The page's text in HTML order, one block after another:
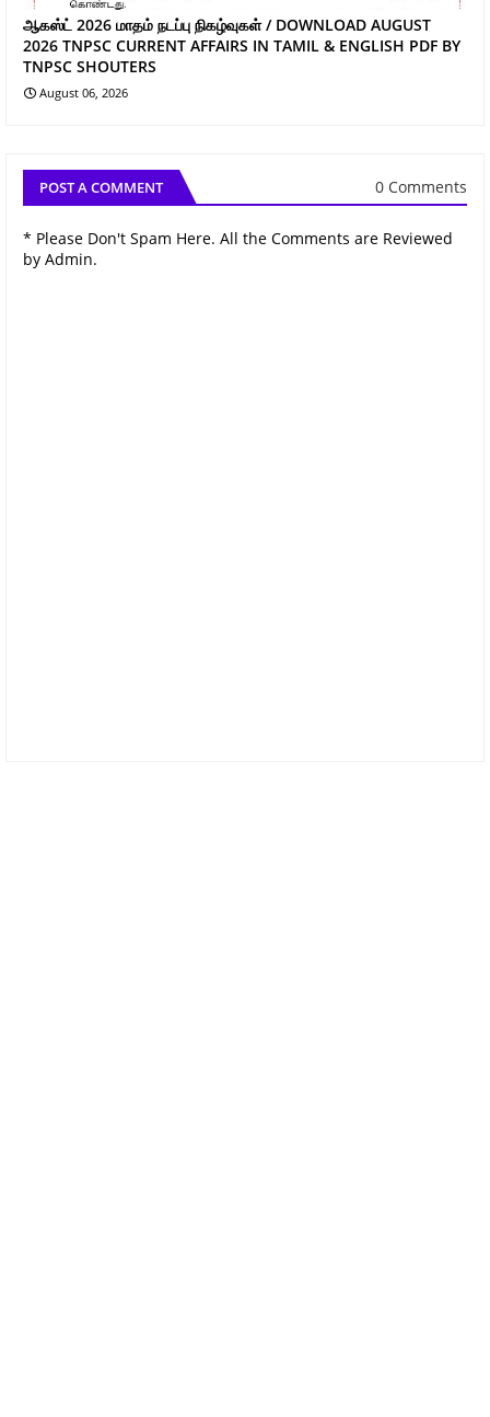
ஆகஸ்ட் 2026 மாதம் நடப்பு நிகழ்வுகள் / DOWNLOAD AUGUST
2026 TNPSC CURRENT AFFAIRS IN TAMIL & ENGLISH PDF BY
TNPSC SHOUTERS
August 06, 2026
POST A COMMENT 0 Comments
* Please Don't Spam Here. All the Comments are Reviewed
by Admin.